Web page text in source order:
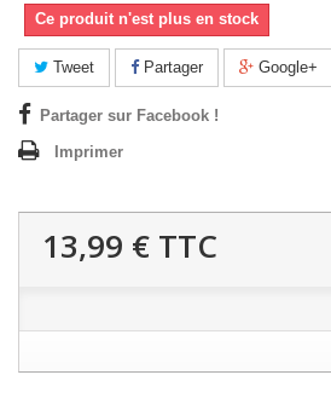
Ce produit n'est plus en stock
Tweet Partager Google+
Partager sur Facebook !
Imprimer
13,99 € TTC